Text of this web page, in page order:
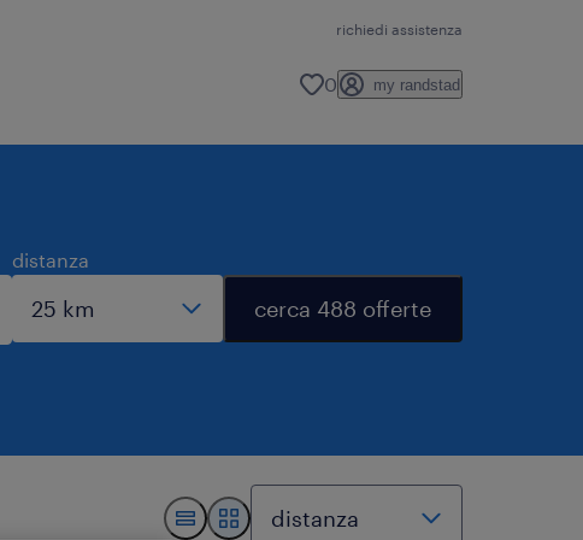
richiedi assistenza
0 my randstad
distanza
cerca 488 offerte